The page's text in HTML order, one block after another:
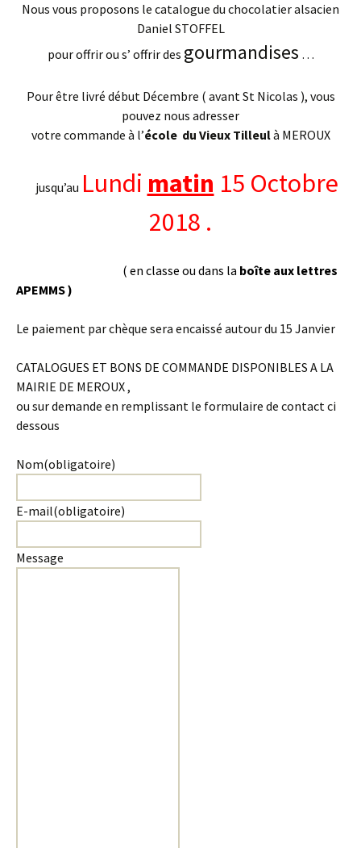
Nous vous proposons le catalogue du chocolatier alsacien
Daniel STOFFEL
pour offrir ou s’ offrir des gourmandises …
Pour être livré début Décembre ( avant St Nicolas ), vous
pouvez nous adresser
votre commande à l’école du Vieux Tilleulà MEROUX
jusqu’au Lundi matin 15 Octobre
2018 .
( en classe ou dans la boîte aux lettres
APEMMS )
Le paiement par chèque sera encaissé autour du 15 Janvier
CATALOGUES ET BONS DE COMMANDE DISPONIBLES A LA
MAIRIE DE MEROUX ,
ou sur demande en remplissant le formulaire de contact ci
dessous
Nom(obligatoire)
E-mail(obligatoire)
Message